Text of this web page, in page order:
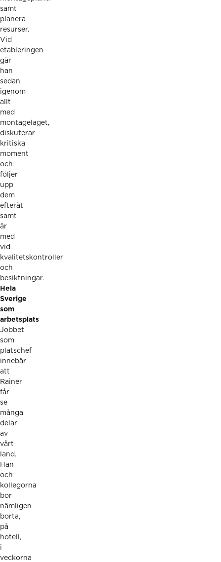
samt
planera
resurser.
Vid
etableringen
går
han
sedan
igenom
allt
med
montagelaget,
diskuterar
kritiska
moment
och
följer
upp
dem
efteråt
samt
är
med
vid
kvalitetskontroller
och
besiktningar.
Hela
Sverige
som
arbetsplats
Jobbet
som
platschef
innebär
att
Rainer
får
se
många
delar
av
vårt
land.
Han
och
kollegorna
bor
nämligen
borta,
på
hotell,
i
veckorna